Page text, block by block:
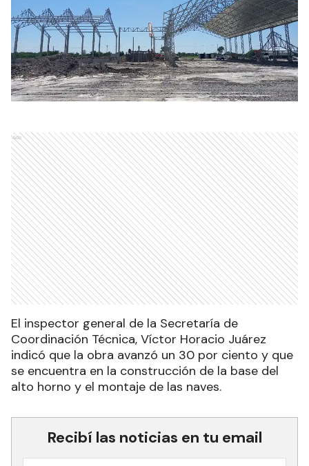
Ads
El inspector general de la Secretaría de
Coordinación Técnica, Víctor Horacio Juárez
indicó que la obra avanzó un 30 por ciento y que
se encuentra en la construcción de la base del
alto horno y el montaje de las naves.
Recibí las noticias en tu email